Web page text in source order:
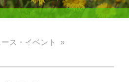
ース・イベント